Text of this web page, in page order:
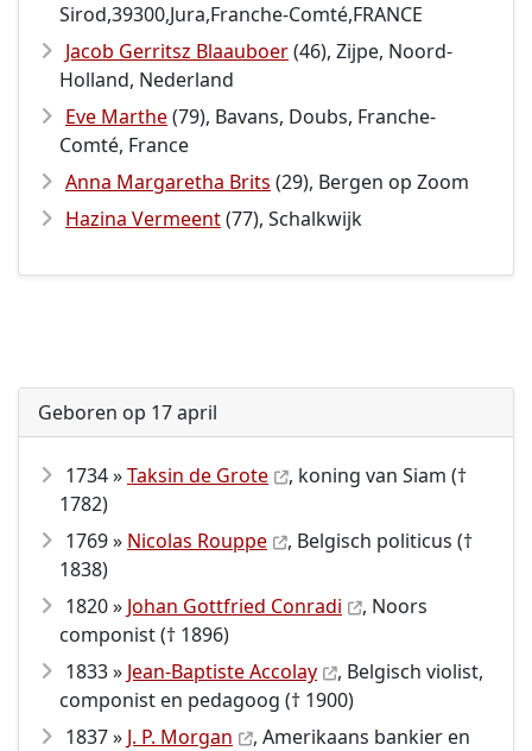
Sirod,39300,Jura,Franche-Comté,FRANCE
Jacob Gerritsz Blaauboer(46), Zijpe, Noord-
Holland, Nederland
Eve Marthe(79), Bavans, Doubs, Franche-
Comté, France
Anna Margaretha Brits (29), Bergen op Zoom
Hazina Vermeent(77), Schalkwijk
Geboren op 17 april
1734 »Taksin de Grote
, koning van Siam (†
1782)
1769 » Nicolas Rouppe
, Belgisch politicus (†
1838)
1820 » Johan Gottfried Conradi
, Noors
componist († 1896)
1833 » Jean-Baptiste Accolay
, Belgisch violist,
componist en pedagoog († 1900)
1837 » J. P. Morgan
, Amerikaans bankier en